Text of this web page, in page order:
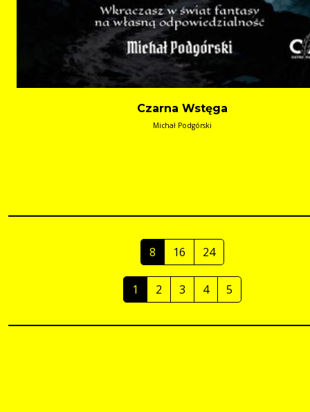
Czarna Wstęga
Michał Podgórski
8 16 24
1 2 3 4 5